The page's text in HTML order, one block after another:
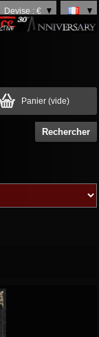
Devise : €
Panier (vide)